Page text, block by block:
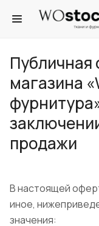
Публичная
магазина
продажи
В настоящей
иное,
значения: